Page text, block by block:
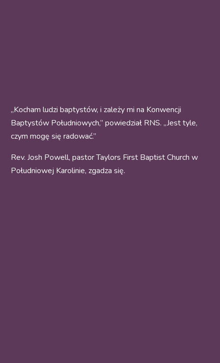
„Kocham ludzi baptystów, i zależy mi na Konwencji
Baptystów Południowych,” powiedział RNS. „Jest tyle,
czym mogę się radować.”
Rev. Josh Powell, pastor Taylors First Baptist Church w
Południowej Karolinie, zgadza się.